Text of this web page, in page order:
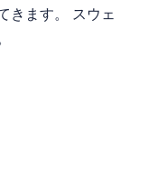
きます。 スウェ